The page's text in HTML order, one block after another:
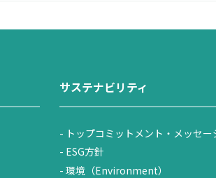
サステナビリティ
トップコミットメント・メッセー
ESG方針
環境（Environment）